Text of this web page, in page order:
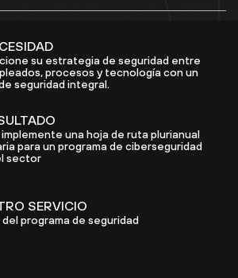
su estrategia de seguridad entre
procesos y tecnología con un
seguridad integral.
una hoja de ruta plurianual
para un programa de ciberseguridad
sector
SERVICIO
programa de seguridad